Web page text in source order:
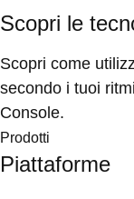
Scopri le
Scopri come
secondo i tuoi
Console.
Prodotti
Piattaforme